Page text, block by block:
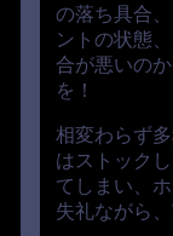
の落ち具合
ントの状態
合が悪いの
を！
相変わらず
はストック
てしまい、
失礼ながら